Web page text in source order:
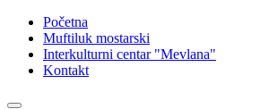
Početna
Muftiluk mostarski
Interkulturni centar "Mevlana"
Kontakt